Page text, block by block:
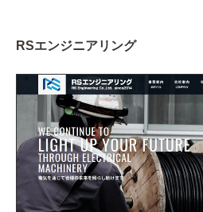
RSエンジニアリング